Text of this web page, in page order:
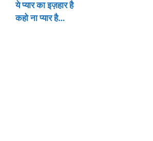
ये प्यार का इज़हार है
कहो ना प्यार है…